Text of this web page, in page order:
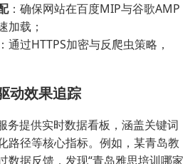
：确保网站在百度MIP与谷歌AMP
加载；
：通过HTTPS加密与反爬虫策略，
动效果追踪
务提供实时数据看板，涵盖关键词
路径等核心指标。例如，某青岛教
数据反馈，发现“青岛雅思培训哪家